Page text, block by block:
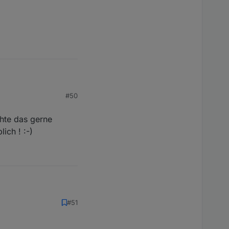
#50
das gerne
! :-)
)
#51